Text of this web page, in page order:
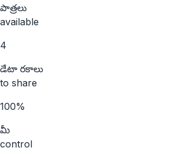
పాత్రలు
available
4
డేటా రకాలు
to share
100%
మీ
control